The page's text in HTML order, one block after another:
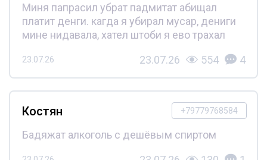
Миня папрасил убрат падмитат абищал
платит денги. кагда я убирал мусар, дениги
мине нидавала, хател штоби я ево трахал
23.07.26 23.07.26 554 4
+79779768584
Костян
Бадяжат алкоголь с дешёвым спиртом